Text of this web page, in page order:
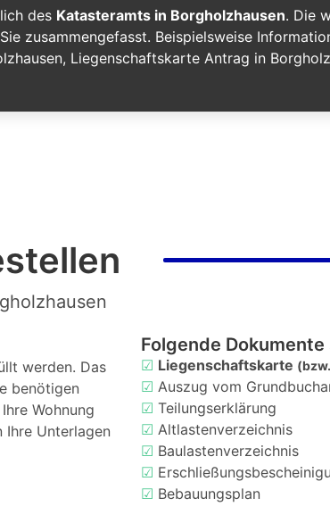
des Katasteramts in Borgholzhausen. Die
zusammengefasst. Beispielsweise
Liegenschaftskarte Antrag in
werden. Das
benötigen
Wohnung
Ihre Unterlagen
Folgende
☑ Liegenschaftskarte
☑ Auszug vom
☑ Teilungserklärung
☑ Altlastenverzeichnis
☑ Baulastenverzeichnis
☑
☑ Bebauungsplan